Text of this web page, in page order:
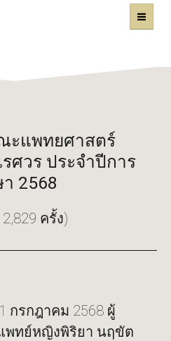
ะแพทยศาสตร์
ศวร ประจำปีการ
2568
ครั้ง)
กรกฎาคม 2568 ผู้
พทย์หญิงพิริยา นฤขัต